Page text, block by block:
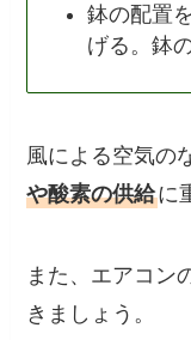
鉢の配置
げる。鉢
風による空気の
や酸素の供給に
また、エアコン
きましょう。